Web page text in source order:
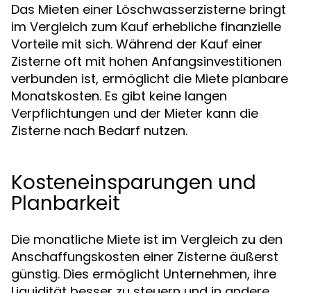
Das Mieten einer Löschwasserzisterne bringt
im Vergleich zum Kauf erhebliche finanzielle
Vorteile mit sich. Während der Kauf einer
Zisterne oft mit hohen Anfangsinvestitionen
verbunden ist, ermöglicht die Miete planbare
Monatskosten. Es gibt keine langen
Verpflichtungen und der Mieter kann die
Zisterne nach Bedarf nutzen.
Kosteneinsparungen und
Planbarkeit
Die monatliche Miete ist im Vergleich zu den
Anschaffungskosten einer Zisterne äußerst
günstig. Dies ermöglicht Unternehmen, ihre